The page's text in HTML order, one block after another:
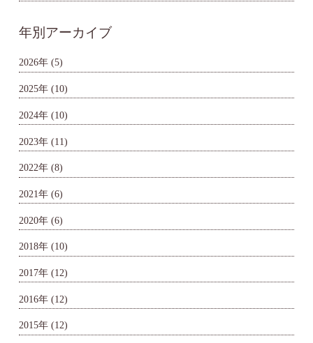
年別アーカイブ
2026年 (5)
2025年 (10)
2024年 (10)
2023年 (11)
2022年 (8)
2021年 (6)
2020年 (6)
2018年 (10)
2017年 (12)
2016年 (12)
2015年 (12)